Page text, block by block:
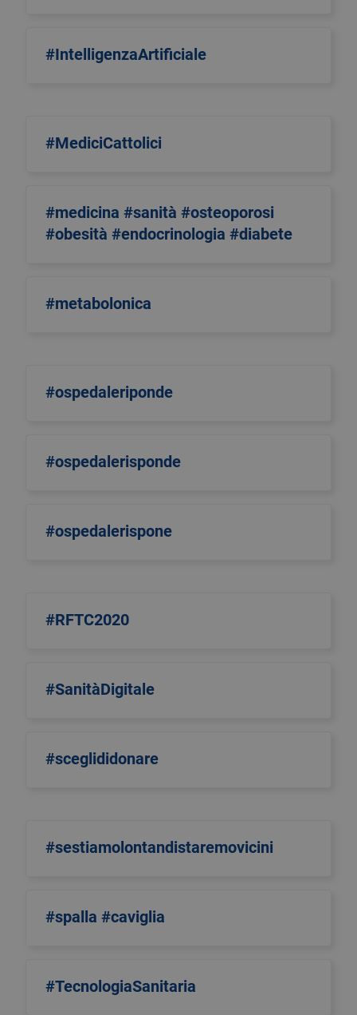
#IntelligenzaArtificiale
#MediciCattolici
#medicina #sanità #osteoporosi
#obesità #endocrinologia #diabete
#metabolonica
#ospedaleriponde
#ospedalerisponde
#ospedalerispone
#RFTC2020
#SanitàDigitale
#sceglididonare
#sestiamolontandistaremovicini
#spalla #caviglia
#TecnologiaSanitaria